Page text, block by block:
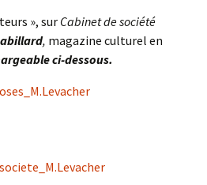
», sur Cabinet de société
, magazine culturel en
ci-dessous.